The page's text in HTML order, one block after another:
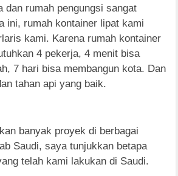
dan rumah pengungsi sangat
ini, rumah kontainer lipat kami
kami. Karena rumah kontainer
4 pekerja, 4 menit bisa
7 hari bisa membangun kota. Dan
tahan api yang baik.
banyak proyek di berbagai
Saudi, saya tunjukkan betapa
telah kami lakukan di Saudi.